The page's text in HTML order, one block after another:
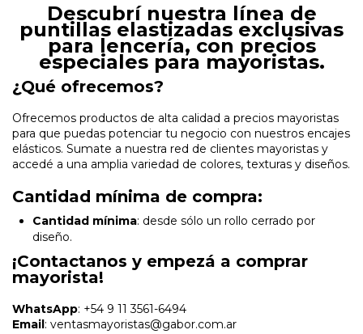
Descubrí nuestra línea de
puntillas elastizadas exclusivas
para lencería, con precios
especiales para mayoristas.
¿Qué ofrecemos?
Ofrecemos productos de alta calidad a precios mayoristas
para que puedas potenciar tu negocio con nuestros encajes
elásticos. Sumate a nuestra red de clientes mayoristas y
accedé a una amplia variedad de colores, texturas y diseños.
Cantidad mínima de compra:
Cantidad mínima: desde sólo un rollo cerrado por
diseño.
¡Contactanos y empezá a comprar
mayorista!
WhatsApp: +54 9 11 3561-6494
Email: ventasmayoristas@gabor.com.ar